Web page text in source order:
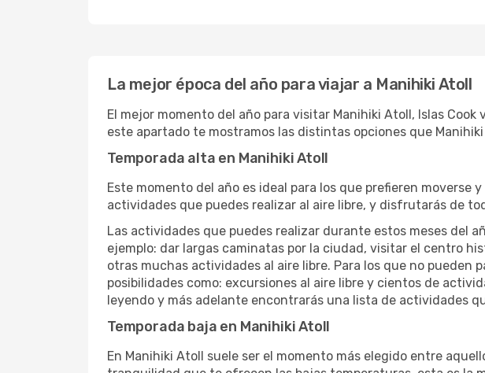
La mejor época del año para viajar a Manihiki Atoll
El mejor momento del año para visitar Manihiki Atoll, Islas
este apartado te mostramos las distintas opciones que
Temporada alta en Manihiki Atoll
Este momento del año es ideal para los que prefieren
actividades que puedes realizar al aire libre, y disfrutarás de
Las actividades que puedes realizar durante estos meses del
ejemplo: dar largas caminatas por la ciudad, visitar el centro
otras muchas actividades al aire libre. Para los que no
posibilidades como: excursiones al aire libre y cientos de
leyendo y más adelante encontrarás una lista de actividades
Temporada baja en Manihiki Atoll
En Manihiki Atoll suele ser el momento más elegido entre